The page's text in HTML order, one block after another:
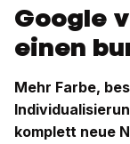
Google
einen
Mehr Farbe,
komplett neue